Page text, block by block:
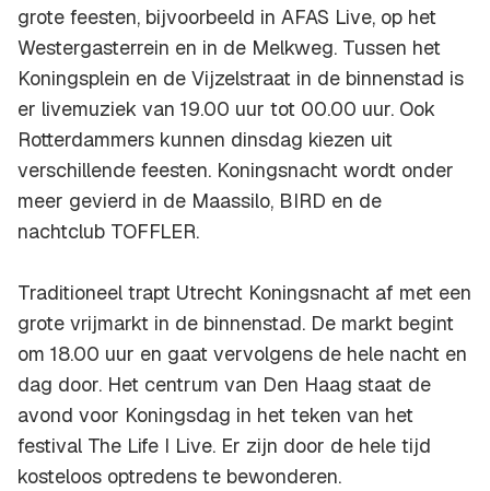
grote feesten, bijvoorbeeld in AFAS Live, op het
Westergasterrein en in de Melkweg. Tussen het
Koningsplein en de Vijzelstraat in de binnenstad is
er livemuziek van 19.00 uur tot 00.00 uur. Ook
Rotterdammers kunnen dinsdag kiezen uit
verschillende feesten. Koningsnacht wordt onder
meer gevierd in de Maassilo, BIRD en de
nachtclub TOFFLER.
Traditioneel trapt Utrecht Koningsnacht af met een
grote vrijmarkt in de binnenstad. De markt begint
om 18.00 uur en gaat vervolgens de hele nacht en
dag door. Het centrum van Den Haag staat de
avond voor Koningsdag in het teken van het
festival The Life I Live. Er zijn door de hele tijd
kosteloos optredens te bewonderen.